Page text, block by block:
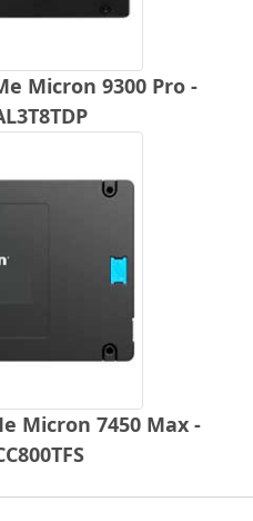
Micron 9300 Pro -
Micron 7450 Max -